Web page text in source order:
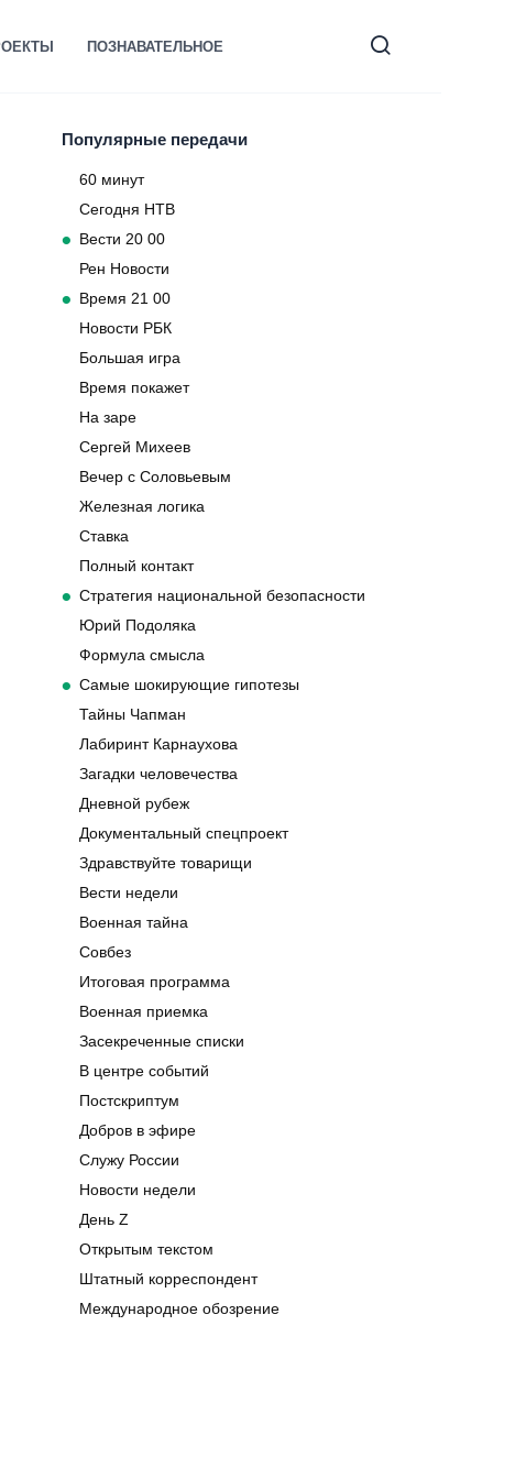
ПОЗНАВАТЕЛЬНОЕ
Популярные передачи
60 минут
Сегодня НТВ
Вести 20 00
Рен Новости
Время 21 00
Новости РБК
Большая игра
Время покажет
На заре
Сергей Михеев
Вечер с Соловьевым
Железная логика
Ставка
Полный контакт
Стратегия национальной безопасности
Юрий Подоляка
Формула смысла
Самые шокирующие гипотезы
Тайны Чапман
Лабиринт Карнаухова
Загадки человечества
Дневной рубеж
Документальный спецпроект
Здравствуйте товарищи
Вести недели
Военная тайна
Совбез
Итоговая программа
Военная приемка
Засекреченные списки
В центре событий
Постскриптум
Добров в эфире
Служу России
Новости недели
День Z
Открытым текстом
Штатный корреспондент
Международное обозрение